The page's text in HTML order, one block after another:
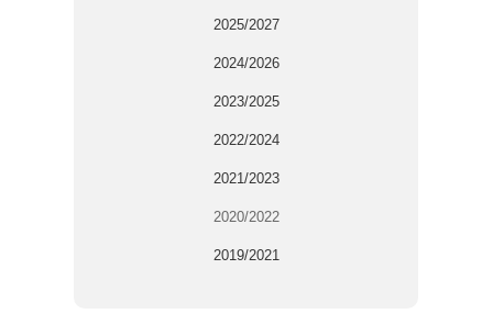
2025/2027
2024/2026
2023/2025
2022/2024
2021/2023
2020/2022
2019/2021